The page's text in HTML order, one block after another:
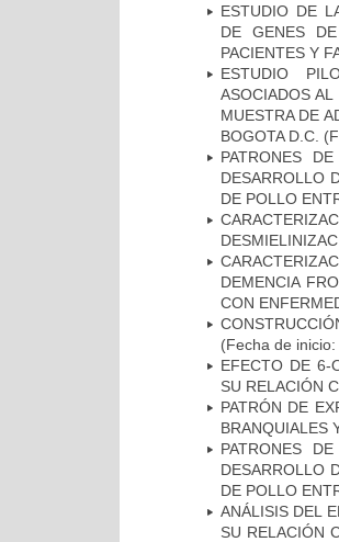
ESTUDIO DE
DE GENES
PACIENTES Y
ESTUDIO
ASOCIADOS
MUESTRA DE
BOGOTA D.C.
PATRONES
DESARROLLO
DE POLLO
DEMENCIA
CON
(Fecha de
EFECTO DE 6-
SU RELACIÓN
PATRÓN DE
BRANQUIALES
PATRONES
DESARROLLO
DE POLLO
ANÁLISIS DEL
SU RELACIÓN